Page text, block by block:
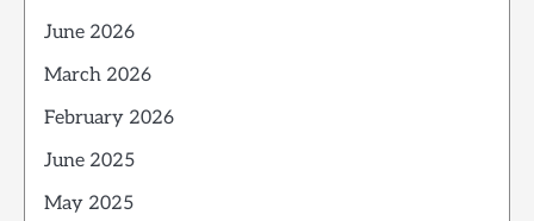
June 2026
March 2026
February 2026
June 2025
May 2025